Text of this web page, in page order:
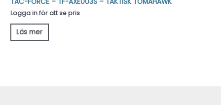
Logga in för att se pris
Läs mer